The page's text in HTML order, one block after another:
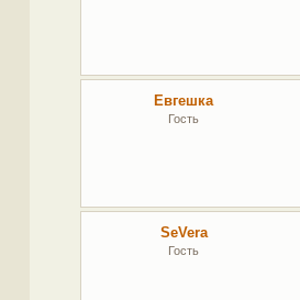
Евгешка
Гость
SeVera
Гость